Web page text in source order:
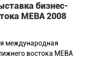
бизнес-
MEBA 2008
международная
востока MEBA